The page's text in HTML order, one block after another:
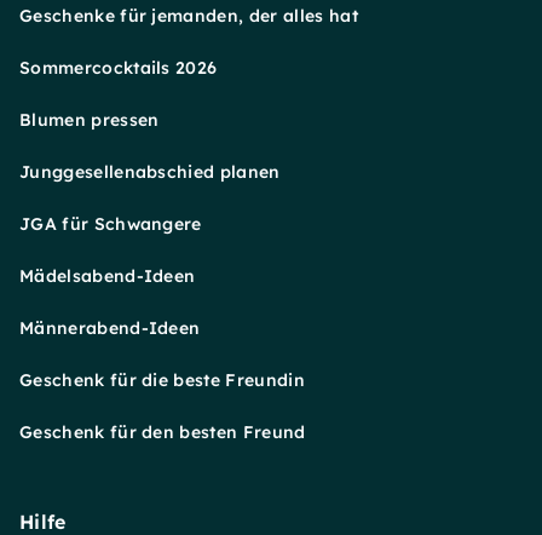
Geschenke für jemanden, der alles hat
Sommercocktails 2026
Blumen pressen
Junggesellenabschied planen
JGA für Schwangere
Mädelsabend-Ideen
Männerabend-Ideen
Geschenk für die beste Freundin
Geschenk für den besten Freund
Hilfe